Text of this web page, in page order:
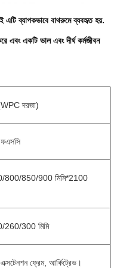
ব্যাপকভাবে বাথরুমে ব্যবহৃত হয়.
এবং একটি ভাল এবং দীর্ঘ কর্মজীবন
দরজা)
850/900 মিমি*2100
300 মিমি
ফ্রেম, আর্কিট্রেভ।